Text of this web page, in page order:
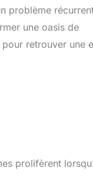
problème
une oasis de
retrouver une
prolifèrent